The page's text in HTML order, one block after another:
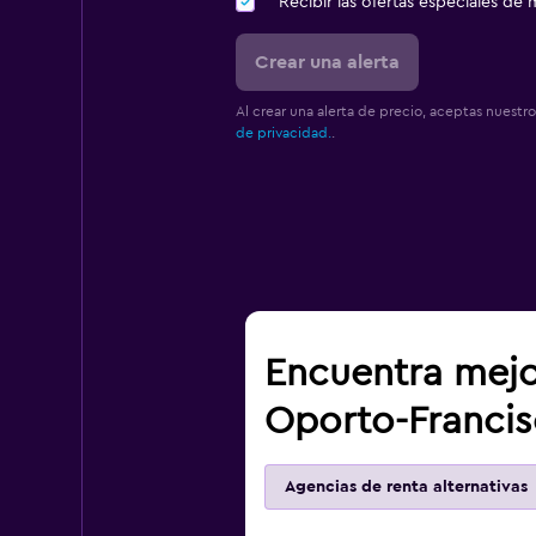
Crear una alerta
Al crear una alerta de precio, aceptas
de privacidad.
Encuentra
Oporto-
Agencias de renta alternativas